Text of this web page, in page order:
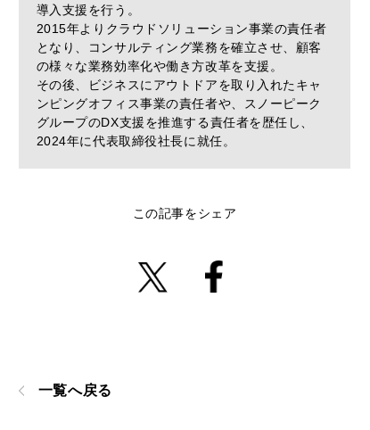
導入支援を行う。​
2015年よりクラウドソリューション事業の責任者
となり、コンサルティング業務を確立させ、顧客
の様々な業務効率化や働き方改革を支援。
その後、ビジネスにアウトドアを取り入れたキャ
ンピングオフィス事業の責任者や、スノーピーク
グループのDX支援を推進する責任者を歴任し、
2024年に代表取締役社長に就任。
この記事をシェア
一覧へ戻る